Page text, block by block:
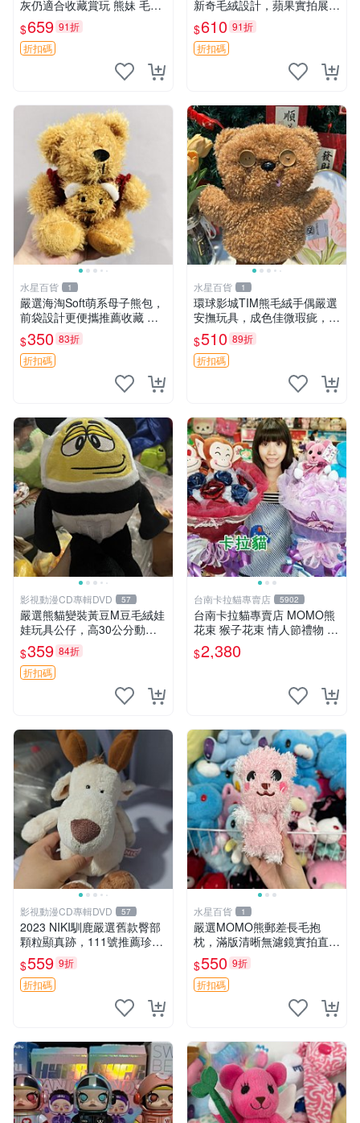
灰仍適合收藏賞玩 熊妹 毛絨
玩具 浮雕熊
$659 91折
折扣碼
新奇毛絨設計，蘋果實拍展
示，成色極佳 晚安香薰 馮娃
娃 毛絨玩偶
$610 91折
折扣碼
水星百貨 1
嚴選海淘Soft萌系母子熊包，
前袋設計更便攜推薦收藏 母
子熊 軟綿綿 包包
$350 83折
折扣碼
水星百貨 1
環球影城TIM熊毛絨手偶嚴選
安撫玩具，成色佳微瑕疵，贈
小禮物超值優惠 TIM熊 毛絨
手偶 安撫 toy 嚴選
$510 89折
折扣碼
影視動漫CD專輯DVD 57
嚴選熊貓變裝黃豆M豆毛絨娃
娃玩具公仔，高30公分動漫
周邊 熊貓 變裝 公仔
$359 84折
折扣碼
台南卡拉貓專賣店 5902
台南卡拉貓專賣店 MOMO熊
花束 猴子花束 情人節禮物 二
選一 可繡字 可今天寄明天到
$2,380
影視動漫CD專輯DVD 57
2023 NIKI馴鹿嚴選舊款臀部
顆粒顯真跡，111號推薦珍藏
品 馴鹿 舊款 尾巴顆粒
$559 9折
折扣碼
水星百貨 1
嚴選MOMO熊郵差長毛抱
枕，滿版清晰無濾鏡實拍直
銷。每周新品到貨，不容錯
過！ 郵差熊 長毛 抱枕
$550 9折
折扣碼